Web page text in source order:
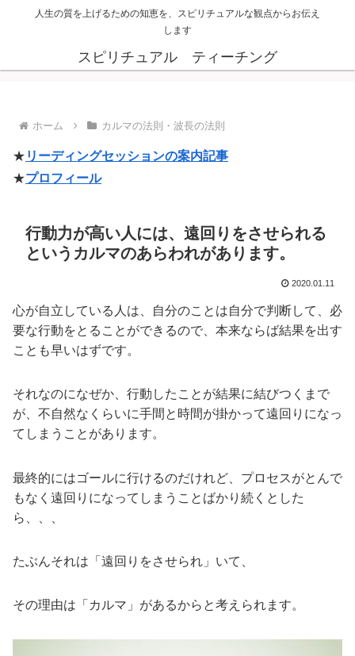
人生の質を上げるための知恵を、スピリチュアルな観点からお伝え
します
スピリチュアル ティーチング
ホーム カルマの法則・波長の法則
★ リーディングセッションの案内記事
★プロフィール
行動力が高い人には、遠回りをさせられる
というカルマのあらわれがあります。
2020.01.11
心が自立している人は、自分のことは自分で判断して、必
要な行動をとることができるので、本来ならば結果を出す
ことも早いはずです。
それなのになぜか、行動したことが結果に結びつくまで
が、不自然なくらいに手間と時間が掛かって遠回りになっ
てしまうことがあります。
最終的にはゴールに行けるのだけれど、プロセスがとんで
もなく遠回りになってしまうことばかり続くとした
ら、、、
たぶんそれは「遠回りをさせられ」いて、
その理由は「カルマ」があるからと考えられます。